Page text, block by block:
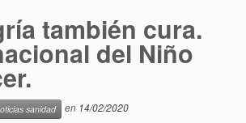
también cura.
del Niño
sanidad en 14/02/2020